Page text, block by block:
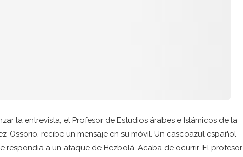
la entrevista, el Profesor de Estudios árabes e Islámicos de la
Ossorio, recibe un mensaje en su móvil. Un cascoazul español
respondía a un ataque de Hezbolá. Acaba de ocurrir. El profesor